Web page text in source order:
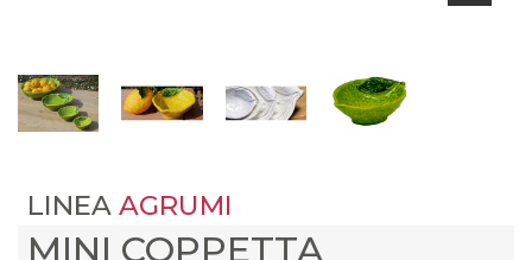
LINEA AGRUMI
MINI COPPETTA